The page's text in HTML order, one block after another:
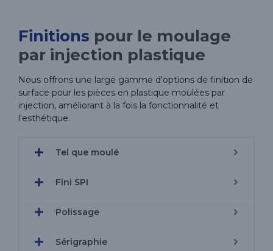
Finitions pour le moulage
par injection plastique
Nous offrons une large gamme d'options de finition de
surface pour les pièces en plastique moulées par
injection, améliorant à la fois la fonctionnalité et
l'esthétique.
Tel que moulé
Fini SPI
Polissage
Sérigraphie